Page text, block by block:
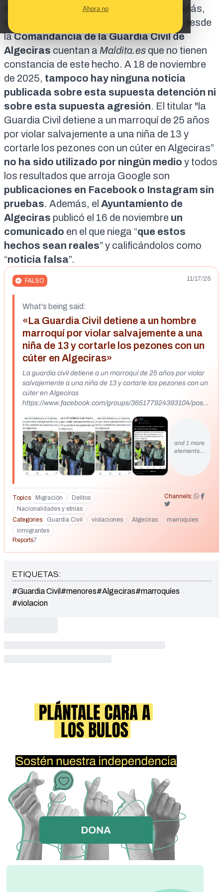
Ahora no
reportaron medios locales
. Además,
sobre la supuesta violación y detención, desde
laComandancia de la Guardia Civil de
Algeciras cuentan a Maldita.es que no tienen
constancia de este hecho. A 18 de noviembre
de 2025, tampoco hay ninguna noticia
publicada sobre esta supuesta detención ni
sobre esta supuesta agresión. El titular "la
Guardia Civil detiene a un marroquí de 25 años
por violar salvajemente a una niña de 13 y
cortarle los pezones con un cúter en Algeciras”
no ha sido utilizado por ningún medio y todos
los resultados que arroja Google son
publicaciones en Facebook o Instagram sin
pruebas. Además, el Ayuntamiento de
Algeciras publicó el 16 de noviembre un
comunicado en el que niega “que estos
hechos sean reales” y calificándolos como
“noticia falsa”.
FALSO 11/17/25
What's being said:
«La Guardia Civil detiene a un hombre
marroquí por violar salvajemente a una
niña de 13 y cortarle los pezones con un
cúter en Algeciras»
La guardia civil detiene a un marroquí de 25 años por violar
salvajemente a una niña de 13 y cortarle los pezones con un
cúter en Algeciras
https://www.facebook.com/groups/365177924393104/posts
and 1 more
elements…
Topics Migración
Delitos
Nacionalidades y etnias
Channels:
Categories Guardia Civil violaciones Algeciras
marroquíes
inmigrantes
Reports7
ETIQUETAS:
#Guardia Civil #menores#Algeciras#marroquíes
#violacion